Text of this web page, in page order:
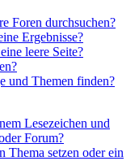
Foren durchsuchen?
Ergebnisse?
leere Seite?
und Themen finden?
Lesezeichen und
Forum?
Thema setzen oder ein